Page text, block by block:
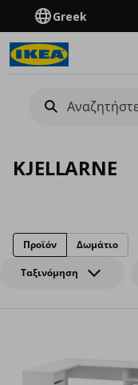
Greek
KJELLARNE
Ταξινόμηση
Προϊόν Δωμάτιο